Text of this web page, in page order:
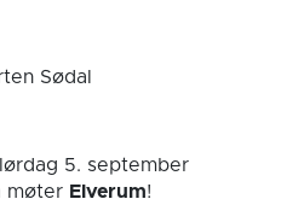
Sødal
lørdag 5. september
møter Elverum!